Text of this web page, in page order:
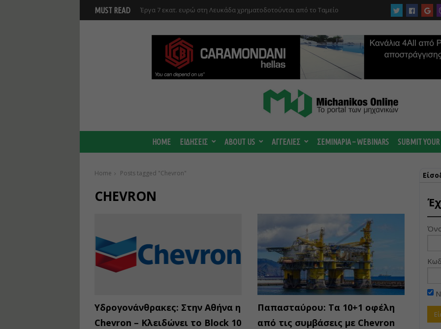
MUST READ Έργα 7 εκατ. ευρώ στη Λευκάδα χρηματοδοτούνται από το Ταμείο
HOME ΕΙΔΗΣΕΙΣ ABOUT US ΑΓΓΕΛΙΕΣ ΣΕΜΙΝΑΡΙΑ – WEBINARS SUBMIT
Home Posts tagged "Chevron"
CHEVRON
Υδρογονάνθρακες: Στην Αθήνα η
Chevron – Κλειδώνει το Block 10
Παπασταύρου: Τα 10+1 οφέλη
από τις συμβάσεις με Chevron